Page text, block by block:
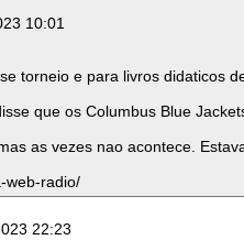
10:01
torneio e para livros didaticos
que os Columbus Blue
as vezes nao acontece.
web-radio/
22:23